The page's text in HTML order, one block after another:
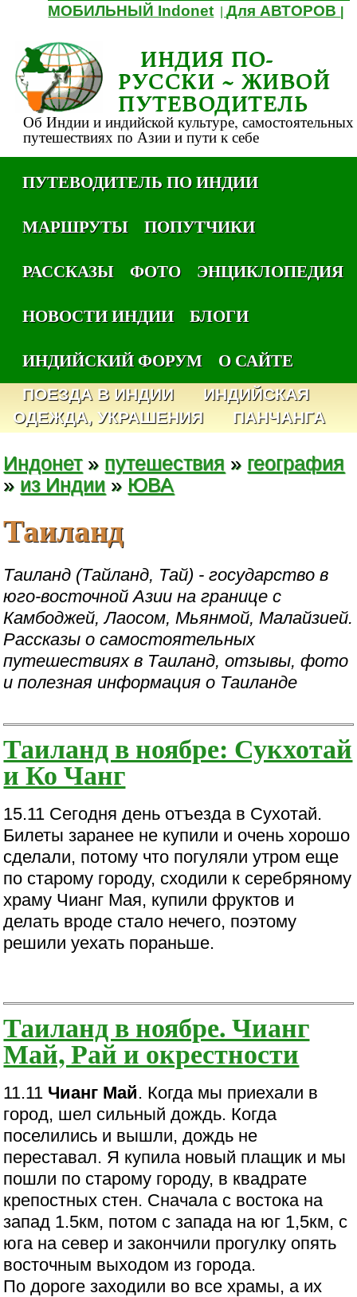
МОБИЛЬНЫЙ Indonet |Для АВТОРОВ
ИНДИЯ ПО-
РУССКИ ~ ЖИВОЙ
ПУТЕВОДИТЕЛЬ
Об Индии и индийской культуре, самостоятельных
путешествиях по Азии и пути к себе
ПУТЕВОДИТЕЛЬ ПО ИНДИИ
МАРШРУТЫ
ПОПУТЧИКИ
РАССКАЗЫ
ФОТО
ЭНЦИКЛОПЕДИЯ
НОВОСТИ ИНДИИ
БЛОГИ
ИНДИЙСКИЙ ФОРУМ
О САЙТЕ
ПОЕЗДА В ИНДИИ
ИНДИЙСКАЯ
ОДЕЖДА, УКРАШЕНИЯ
ПАНЧАНГА
Индонет» путешествия » география
» из Индии » ЮВА
Таиланд
Таиланд (Тайланд, Тай) - государство в
юго-восточной Азии на границе с
Камбоджей, Лаосом, Мьянмой, Малайзией.
Рассказы о самостоятельных
путешествиях в Таиланд, отзывы, фото
и полезная информация о Таиланде
Таиланд в ноябре: Сукхотай
и Ко Чанг
15.11 Сегодня день отъезда в Сухотай.
Билеты заранее не купили и очень хорошо
сделали, потому что погуляли утром еще
по старому городу, сходили к серебряному
храму Чианг Мая, купили фруктов и
делать вроде стало нечего, поэтому
решили уехать пораньше.
Таиланд в ноябре. Чианг
Май, Рай и окрестности
11.11 Чианг Май. Когда мы приехали в
город, шел сильный дождь. Когда
поселились и вышли, дождь не
переставал. Я купила новый плащик и мы
пошли по старому городу, в квадрате
крепостных стен. Сначала с востока на
запад 1.5км, потом с запада на юг 1,5км, с
юга на север и закончили прогулку опять
восточным выходом из города.
По дороге заходили во все храмы, а их